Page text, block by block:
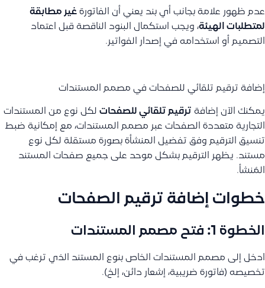
عدم ظهور علامة بجانب أي بند يعني أن الفاتورة غير مطابقة
لمتطلبات الهيئة، ويجب استكمال البنود الناقصة قبل اعتماد
التصميم أو استخدامه في إصدار الفواتير.
إضافة ترقيم تلقائي للصفحات في مصمم المستندات
يمكنك الآن إضافة ترقيم تلقائي للصفحات لكل نوع من المستندات
التجارية متعددة الصفحات عبر مصمم المستندات، مع إمكانية ضبط
تنسيق الترقيم وفق تفضيل المنشأة بصورة مستقلة لكل نوع
مستند. يظهر الترقيم بشكل موحد على جميع صفحات المستند
المُنشأ.
خطوات إضافة ترقيم الصفحات
الخطوة 1: فتح مصمم المستندات
ادخل إلى مصمم المستندات الخاص بنوع المستند الذي ترغب في
تخصيصه (فاتورة ضريبية، إشعار دائن، إلخ).